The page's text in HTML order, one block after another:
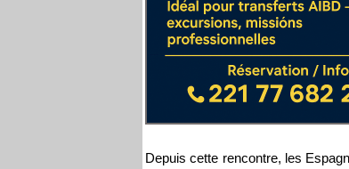
Depuis cette rencontre, les